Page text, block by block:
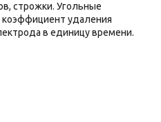
строжки. Угольные
удаления
в единицу времени.